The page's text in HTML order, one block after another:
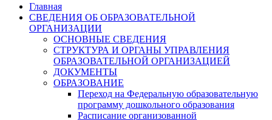
Главная
СВЕДЕНИЯ ОБ ОБРАЗОВАТЕЛЬНОЙ
ОРГАНИЗАЦИИ
ОСНОВНЫЕ СВЕДЕНИЯ
СТРУКТУРА И ОРГАНЫ УПРАВЛЕНИЯ
ОБРАЗОВАТЕЛЬНОЙ ОРГАНИЗАЦИЕЙ
ДОКУМЕНТЫ
ОБРАЗОВАНИЕ
Переход на Федеральную образовательную
программу дошкольного образования
Расписание организованной